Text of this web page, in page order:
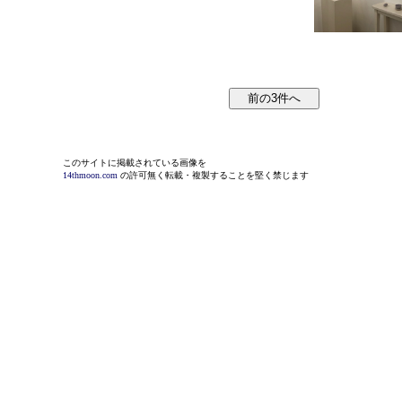
このサイトに掲載されている画像を
14thmoon.com の許可無く転載・複製することを堅く禁じます